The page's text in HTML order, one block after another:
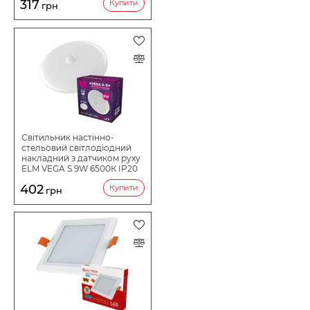
317 грн Купити
Світильник настінно-
стельовий світлодіодний
накладний з датчиком руху
ELM VEGA S 9W 6500К IP20
402 грн Купити